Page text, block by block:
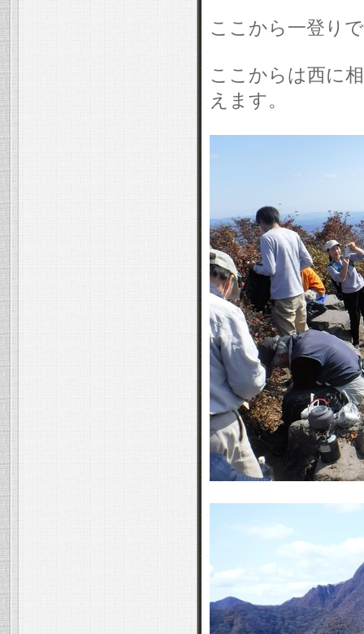
ここから一登り
ここからは西に
えます。